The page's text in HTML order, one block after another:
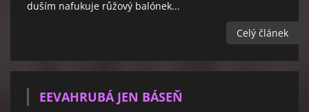
duším nafukuje růžový balónek...
Celý článek
EEVAHRUBÁ JEN BÁSEŇ